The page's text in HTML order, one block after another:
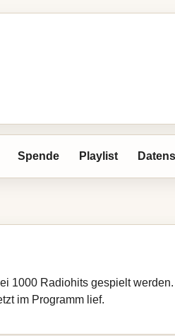
Spende Playlist
1000 Radiohits gespielt
im Programm lief.